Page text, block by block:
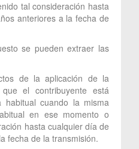
tal consideración hasta
anteriores a la fecha de
se pueden extraer las
de la aplicación de la
el contribuyente está
habitual cuando la misma
en ese momento o
hasta cualquier día de
fecha de la transmisión.